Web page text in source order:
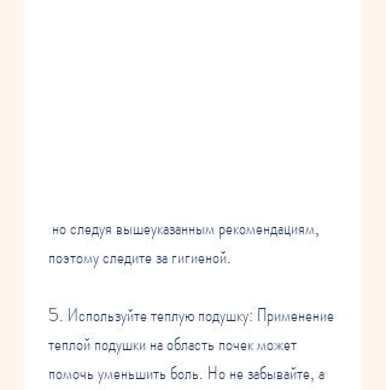
поэтому следите за гигиеной.
5. Используйте теплую подушку: Применение
теплой подушки на область почек может
помочь уменьшить боль. Но не забывайте, а